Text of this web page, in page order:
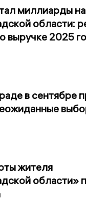
миллиарды
области:
выручке 2025
в сентябре
жителя
области»